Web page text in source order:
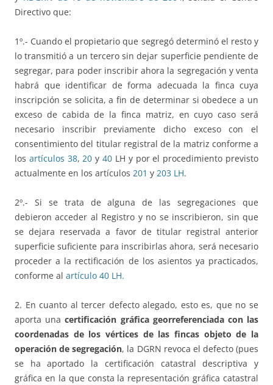
Directivo que:
1º.- Cuando el propietario que segregó determinó el resto y
lo transmitió a un tercero sin dejar superficie pendiente de
segregar, para poder inscribir ahora la segregación y venta
habrá que identificar de forma adecuada la finca cuya
inscripción se solicita, a fin de determinar si obedece a un
exceso de cabida de la finca matriz, en cuyo caso será
necesario inscribir previamente dicho exceso con el
consentimiento del titular registral de la matriz conforme a
los artículos 38,20 y40 LH y por el procedimiento previsto
actualmente en los artículos 201 y 203 LH.
2º.- Si se trata de alguna de las segregaciones que
debieron acceder al Registro y no se inscribieron, sin que
se dejara reservada a favor de titular registral anterior
superficie suficiente para inscribirlas ahora, será necesario
proceder a la rectificación de los asientos ya practicados,
conforme al artículo 40 LH.
2. En cuanto al tercer defecto alegado, esto es, que no se
aporta unacertificación gráfica georreferenciada con las
coordenadas de los vértices de las fincas objeto de la
operación de segregación, la DGRN revoca el defecto (pues
se ha aportado la certificación catastral descriptiva y
gráfica en la que consta la representación gráfica catastral